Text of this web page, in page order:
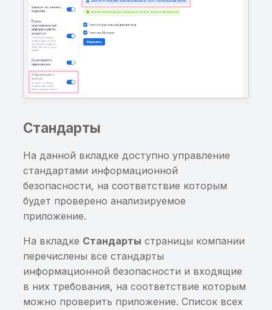
Использование слова
качестве соли
Использование соли с
Возможно отсутствует
проверка на отладчик
Возможно отсутствует
проверка на Frida
Стандарты
На данной вкладке доступно управление
стандартами информационной
безопасности, на соответствие которым
будет проверено анализируемое
приложение.
На вкладке Стандарты страницы компании
перечислены все стандарты
информационной безопасности и входящие
в них требования, на соответствие которым
можно проверить приложение. Список всех